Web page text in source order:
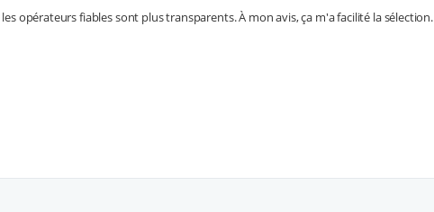
opérateurs fiables sont plus transparents. À mon avis, ça m'a facilité la sélection.